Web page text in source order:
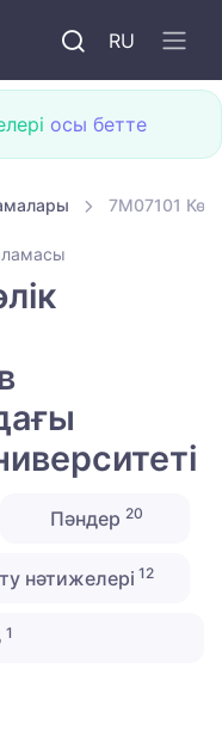
RU
осы бетте
7M07101
Пәндер20
нәтижелері 12
1